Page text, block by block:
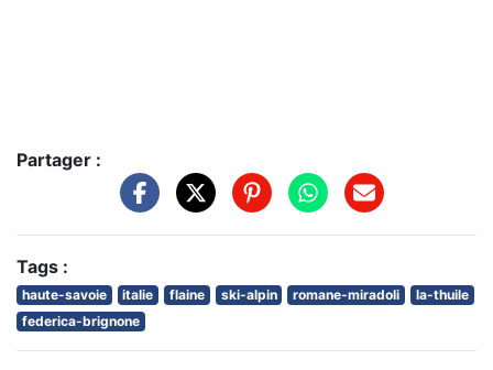
Partager :
Tags :
haute-savoie italie flaine ski-alpin romane-miradoli
la-thuile
federica-brignone